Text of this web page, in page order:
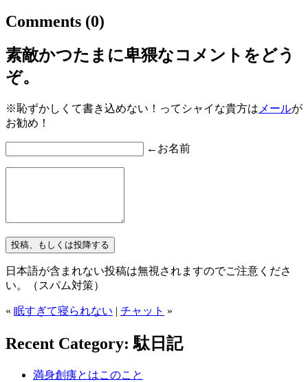
Comments (0)
素敵かつたまに卑猥なコメントをどう
ぞ。
※恥ずかしくて書き込めない！ってシャイな貴方は メールが
お勧め！
←お名前
日本語が含まれない投稿は無視されますのでご注意くださ
い。（スパム対策）
« 眠すぎて寝られない | チャット »
Recent Category: 駄日記
満身創痍とはこのこと